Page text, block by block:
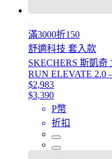
滿3000折150
舒適科技 套入款
SKECHERS 斯凱
RUN ELEVATE 2.0
$2,983
$3,390
P幣
折扣